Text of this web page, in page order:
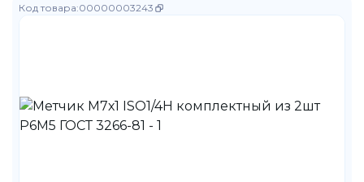
Код товара:00000003243